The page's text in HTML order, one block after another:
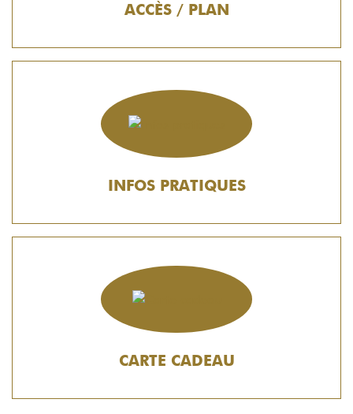
ACCÈS / PLAN
INFOS PRATIQUES
CARTE CADEAU